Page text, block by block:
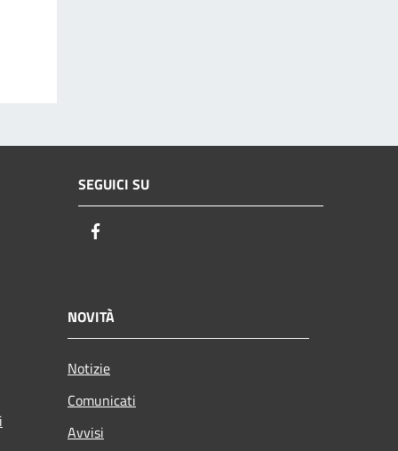
SEGUICI SU
NOVITÀ
Notizie
Comunicati
Avvisi